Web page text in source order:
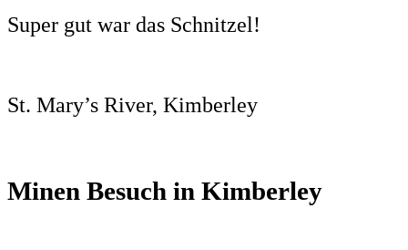
Super gut war das Schnitzel!
St. Mary’s River, Kimberley
Minen Besuch in Kimberley